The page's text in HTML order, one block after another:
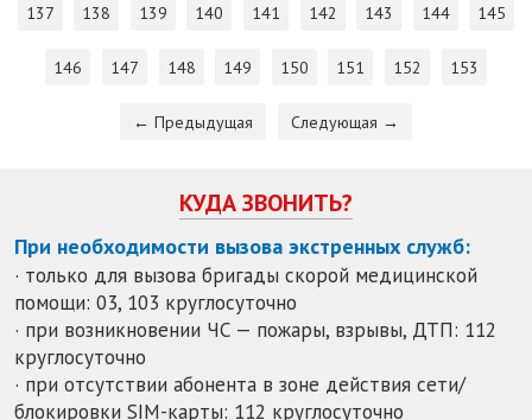
137 138 139 140 141 142 143 144 145
146 147 148 149 150 151 152 153
← Предыдущая Следующая →
КУДА ЗВОНИТЬ?
При необходимости вызова экстренных служб:
· только для вызова бригады скорой медицинской
помощи: 03, 103 круглосуточно
· при возникновении ЧС — пожары, взрывы, ДТП: 112
круглосуточно
· при отсутствии абонента в зоне действия сети/
блокировки SIM-карты: 112 круглосуточно